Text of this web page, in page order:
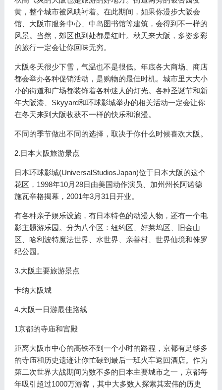
黄，整个城市被风映衬着。在此期间，如果你漫步大阪会
馆、大阪市服务中心、中岛图书馆等建筑，会得到不一样的
风景。当然，郊区也到处都是红叶。秋天来大阪，多姿多彩
的旅行一定会让你回味无穷。
大阪冬天很少下雪，气温也不是很低。年底各大商场、商店
都会举办各种促销活动，是购物的最佳时机。城市里大大小
小的街道和广场都装饰着各种迷人的灯光。各种圣诞节和新
年大阪港、Skyyard和环球影城举办的相关活动一定会让你
在冬天来到大阪收获不一样的快乐和浪漫。
不同的季节做出不同的选择，取决于你什么时候喜欢大阪。
2.日本大阪旅游景点
日本环球影城(UniversalStudiosJapan)位于日本大阪的这个
花区，1998年10月28日由美国动作演员、加州州长阿诺德
施瓦辛格揭幕，2001年3月31日开业。
有各种亲子娱乐设施，有日本特色的动漫人物，还有一个电
影主题游乐园。分为八个区：纽约区、好莱坞区、旧金山
区、哈利波特魔法世界、水世界、亲善村、世界仙境和侏罗
纪公园。
3.大阪主要旅游景点
卡纳大阪城
4.大阪一日游最佳路线
1京都的寺庙和宫殿
距离大阪市中心的高铁不到一个小时的路程，京都有足够多
的寺庙和历史遗迹让你忙碌到最后一班火车返回酒店。作为
第二次世界大战期间为数不多的日本主要城市之一，京都每
年吸引超过1000万游客，其中大多数人探索其宏伟的历史